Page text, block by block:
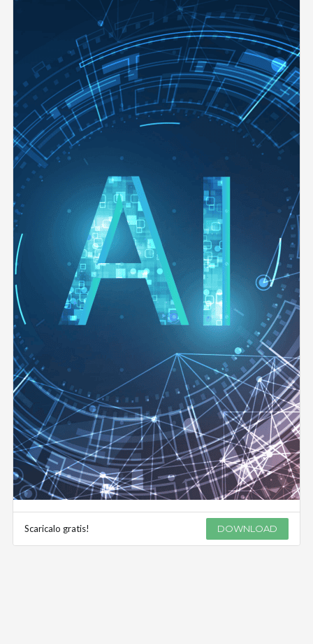
Scaricalo gratis! DOWNLOAD